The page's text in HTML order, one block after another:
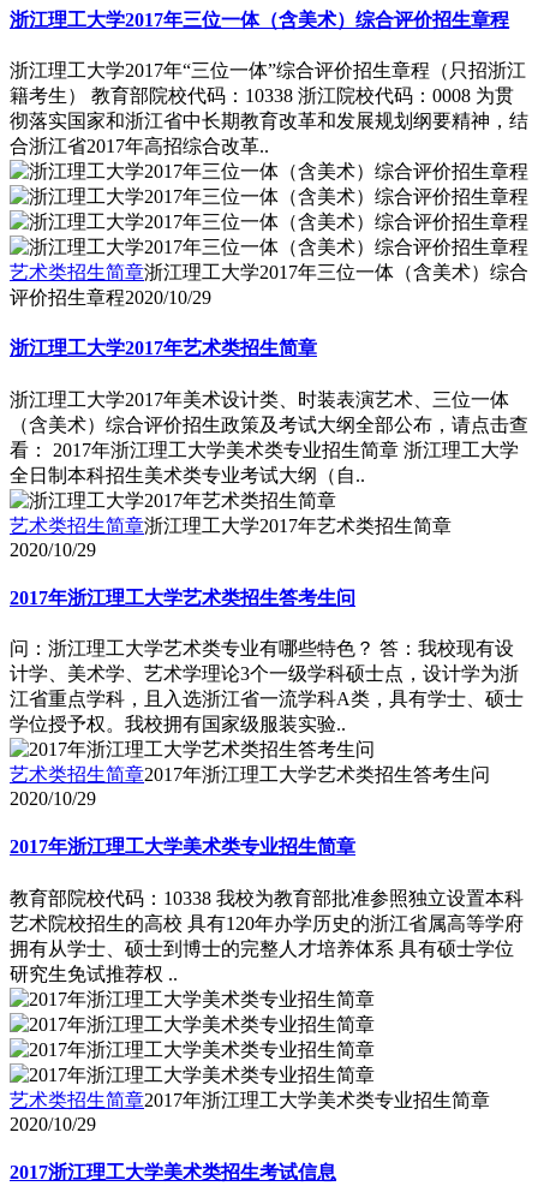
浙江理工大学2017年三位一体（含美术）综合评价招生章程
浙江理工大学2017年“三位一体”综合评价招生章程（只招浙江
籍考生） 教育部院校代码：10338 浙江院校代码：0008 为贯
彻落实国家和浙江省中长期教育改革和发展规划纲要精神，结
合浙江省2017年高招综合改革..
艺术类招生简章浙江理工大学2017年三位一体（含美术）综合
评价招生章程2020/10/29
浙江理工大学2017年艺术类招生简章
浙江理工大学2017年美术设计类、时装表演艺术、三位一体
（含美术）综合评价招生政策及考试大纲全部公布，请点击查
看： 2017年浙江理工大学美术类专业招生简章 浙江理工大学
全日制本科招生美术类专业考试大纲（自..
艺术类招生简章浙江理工大学2017年艺术类招生简章
2020/10/29
2017年浙江理工大学艺术类招生答考生问
问：浙江理工大学艺术类专业有哪些特色？ 答：我校现有设
计学、美术学、艺术学理论3个一级学科硕士点，设计学为浙
江省重点学科，且入选浙江省一流学科A类，具有学士、硕士
学位授予权。我校拥有国家级服装实验..
艺术类招生简章2017年浙江理工大学艺术类招生答考生问
2020/10/29
2017年浙江理工大学美术类专业招生简章
教育部院校代码：10338 我校为教育部批准参照独立设置本科
艺术院校招生的高校 具有120年办学历史的浙江省属高等学府
拥有从学士、硕士到博士的完整人才培养体系 具有硕士学位
研究生免试推荐权 ..
艺术类招生简章2017年浙江理工大学美术类专业招生简章
2020/10/29
2017浙江理工大学美术类招生考试信息